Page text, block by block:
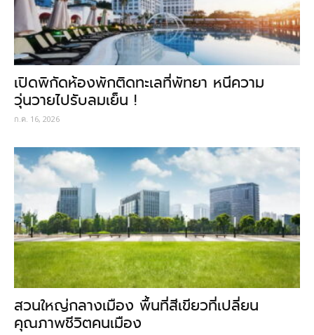
เปิดพิกัดห้องพักติดทะเลที่พัทยา หนีความ
วุ่นวายไปรับลมเย็น !
ก.ค. 16, 2026
สวนใหญ่กลางเมือง พื้นที่สีเขียวที่เปลี่ยน
คุณภาพชีวิตคนเมือง